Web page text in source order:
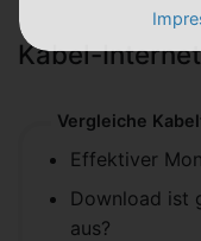
Kabel-
Effektiver
Download ist
aus?